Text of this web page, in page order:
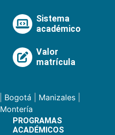
Sistema
académico
Valor
matrícula
Bogotá Manizales
Montería
PROGRAMAS
ACADÉMICOS